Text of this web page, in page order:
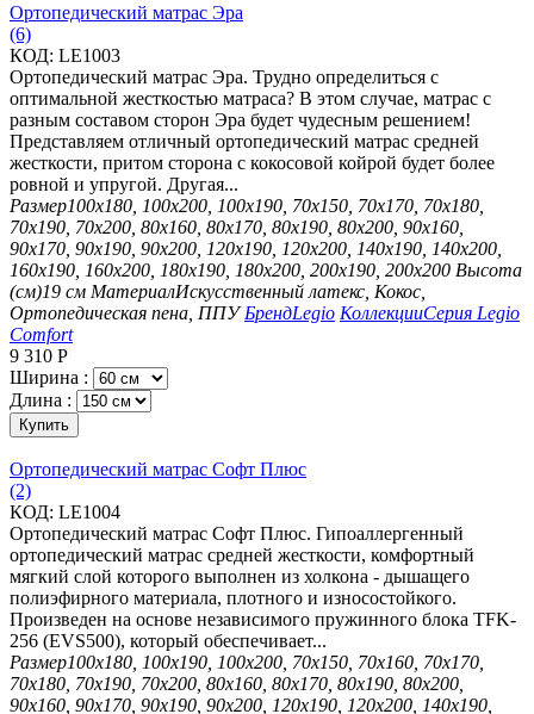
Ортопедический матрас Эра
(6)
КОД: LE1003
Ортопедический матрас Эра. Трудно определиться с
оптимальной жесткостью матраса? В этом случае, матрас с
разным составом сторон Эра будет чудесным решением!
Представляем отличный ортопедический матрас средней
жесткости, притом сторона с кокосовой койрой будет более
ровной и упругой. Другая...
Размер100х180, 100х200, 100х190, 70х150, 70х170, 70х180,
70х190, 70х200, 80х160, 80х170, 80х190, 80х200, 90х160,
90х170, 90х190, 90х200, 120х190, 120х200, 140х190, 140х200,
160х190, 160х200, 180х190, 180х200, 200х190, 200х200 Высота
(см)19 см МатериалИскусственный латекс, Кокос,
Ортопедическая пена, ППУ БрендLegio КоллекцииСерия Legio
Comfort
9 310 Р
Ширина :
Длина :
Купить
Ортопедический матрас Софт Плюс
(2)
КОД: LE1004
Ортопедический матрас Софт Плюс. Гипоаллергенный
ортопедический матрас средней жесткости, комфортный
мягкий слой которого выполнен из холкона - дышащего
полиэфирного материала, плотного и износостойкого.
Произведен на основе независимого пружинного блока TFK-
256 (EVS500), который обеспечивает...
Размер100х180, 100х190, 100х200, 70х150, 70х160, 70х170,
70х180, 70х190, 70х200, 80х160, 80х170, 80х190, 80х200,
90х160, 90х170, 90х190, 90х200, 120х190, 120х200, 140х190,